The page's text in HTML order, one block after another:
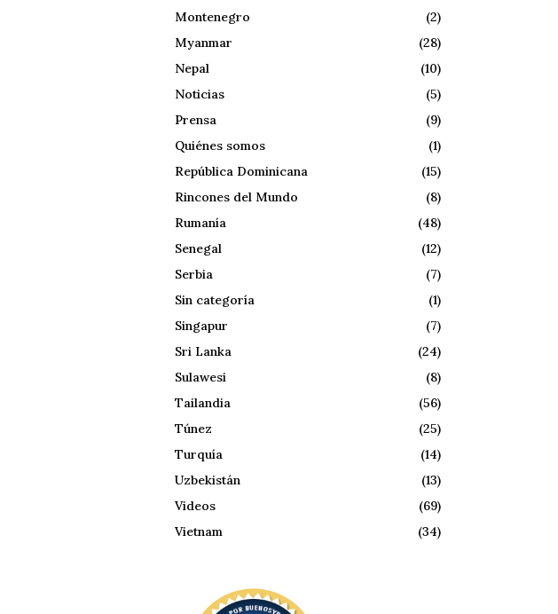
Montenegro
(2)
Myanmar
(28)
Nepal
(10)
Noticias
(5)
Prensa
(9)
Quiénes somos
(1)
República Dominicana
(15)
Rincones del Mundo
(8)
Rumanía
(48)
Senegal
(12)
Serbia
(7)
Sin categoría
(1)
Singapur
(7)
Sri Lanka
(24)
Sulawesi
(8)
Tailandia
(56)
Túnez
(25)
Turquía
(14)
Uzbekistán
(13)
Videos
(69)
Vietnam
(34)